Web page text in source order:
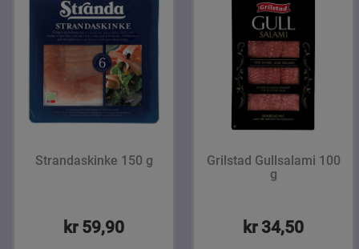
Strandaskinke 150 g
kr 59,90
Grilstad Gullsalami 100
g
kr 34,50